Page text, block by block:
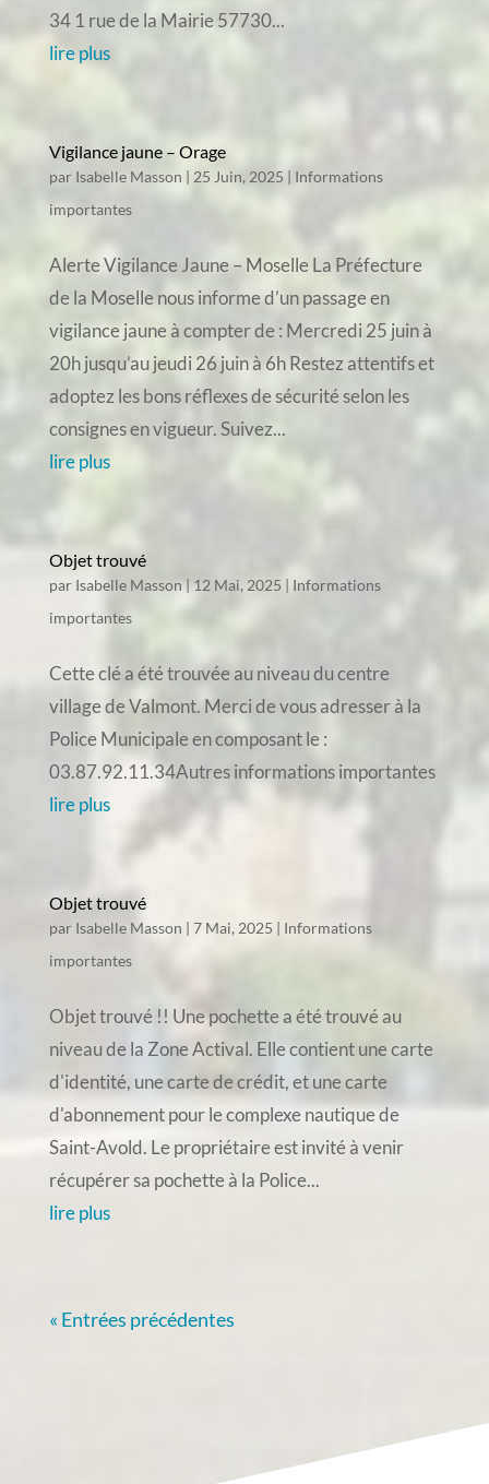
34 1 rue de la Mairie 57730...
lire plus
Vigilance jaune – Orage
par Isabelle Masson | 25 Juin, 2025 | Informations
importantes
Alerte Vigilance Jaune – Moselle La Préfecture
de la Moselle nous informe d’un passage en
vigilance jaune à compter de : Mercredi 25 juin à
20h jusqu’au jeudi 26 juin à 6h Restez attentifs et
adoptez les bons réflexes de sécurité selon les
consignes en vigueur. Suivez...
lire plus
Objet trouvé
par Isabelle Masson| 12 Mai, 2025 | Informations
importantes
Cette clé a été trouvée au niveau du centre
village de Valmont. Merci de vous adresser à la
Police Municipale en composant le :
03.87.92.11.34Autres informations importantes
lire plus
Objet trouvé
par Isabelle Masson | 7 Mai, 2025 | Informations
importantes
Objet trouvé !! Une pochette a été trouvé au
niveau de la Zone Actival. Elle contient une carte
d'identité, une carte de crédit, et une carte
d'abonnement pour le complexe nautique de
Saint-Avold. Le propriétaire est invité à venir
récupérer sa pochette à la Police...
lire plus
« Entrées précédentes